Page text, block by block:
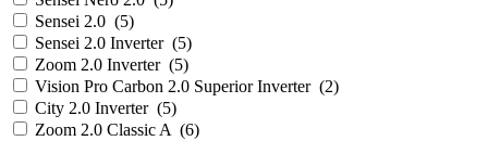
Sensei 2.0 (5)
Sensei 2.0 Inverter (5)
Zoom 2.0 Inverter (5)
Vision Pro Carbon 2.0 Superior Inverter (2)
City 2.0 Inverter (5)
Zoom 2.0 Classic A (6)